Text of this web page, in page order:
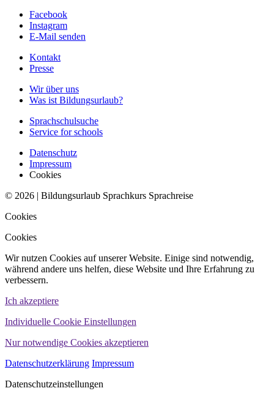
Facebook
Instagram
E-Mail senden
Kontakt
Presse
Wir über uns
Was ist Bildungsurlaub?
Sprachschulsuche
Service for schools
Datenschutz
Impressum
Cookies
© 2026 | Bildungsurlaub Sprachkurs Sprachreise
Cookies
Cookies
Wir nutzen Cookies auf unserer Website. Einige sind notwendig,
während andere uns helfen, diese Website und Ihre Erfahrung zu
verbessern.
Ich akzeptiere
Individuelle Cookie Einstellungen
Nur notwendige Cookies akzeptieren
Datenschutzerklärung Impressum
Datenschutzeinstellungen